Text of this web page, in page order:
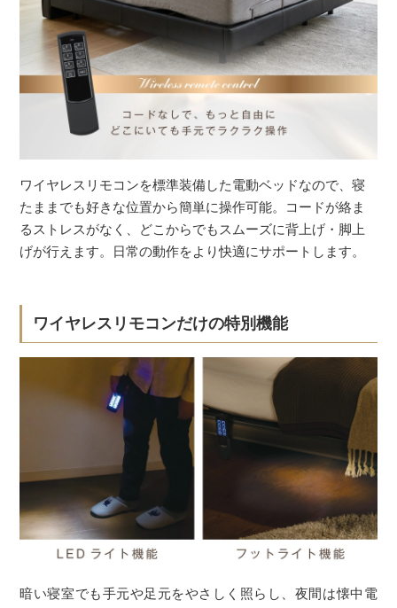
ワイヤレスリモコンを標準装備した電動ベッドなので、寝
たままでも好きな位置から簡単に操作可能。コードが絡ま
るストレスがなく、どこからでもスムーズに背上げ・脚上
げが行えます。日常の動作をより快適にサポートします。
ワイヤレスリモコンだけの特別機能
暗い寝室でも手元や足元をやさしく照らし、夜間は懐中電